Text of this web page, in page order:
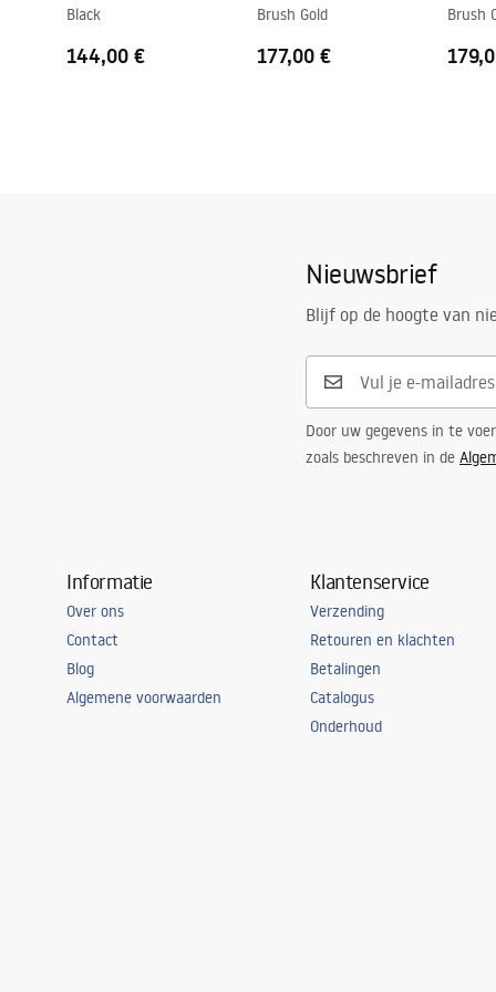
Black
144,00 €
Brush Gold
177,00 €
Brush
Nieuwsbrief
Blijf op de hoogte van
Door uw gegevens in te
zoals beschreven in de
Informatie
Over ons
Contact
Blog
Algemene voorwaarden
Klantenservice
Verzending
Retouren en klachten
Betalingen
Catalogus
Onderhoud